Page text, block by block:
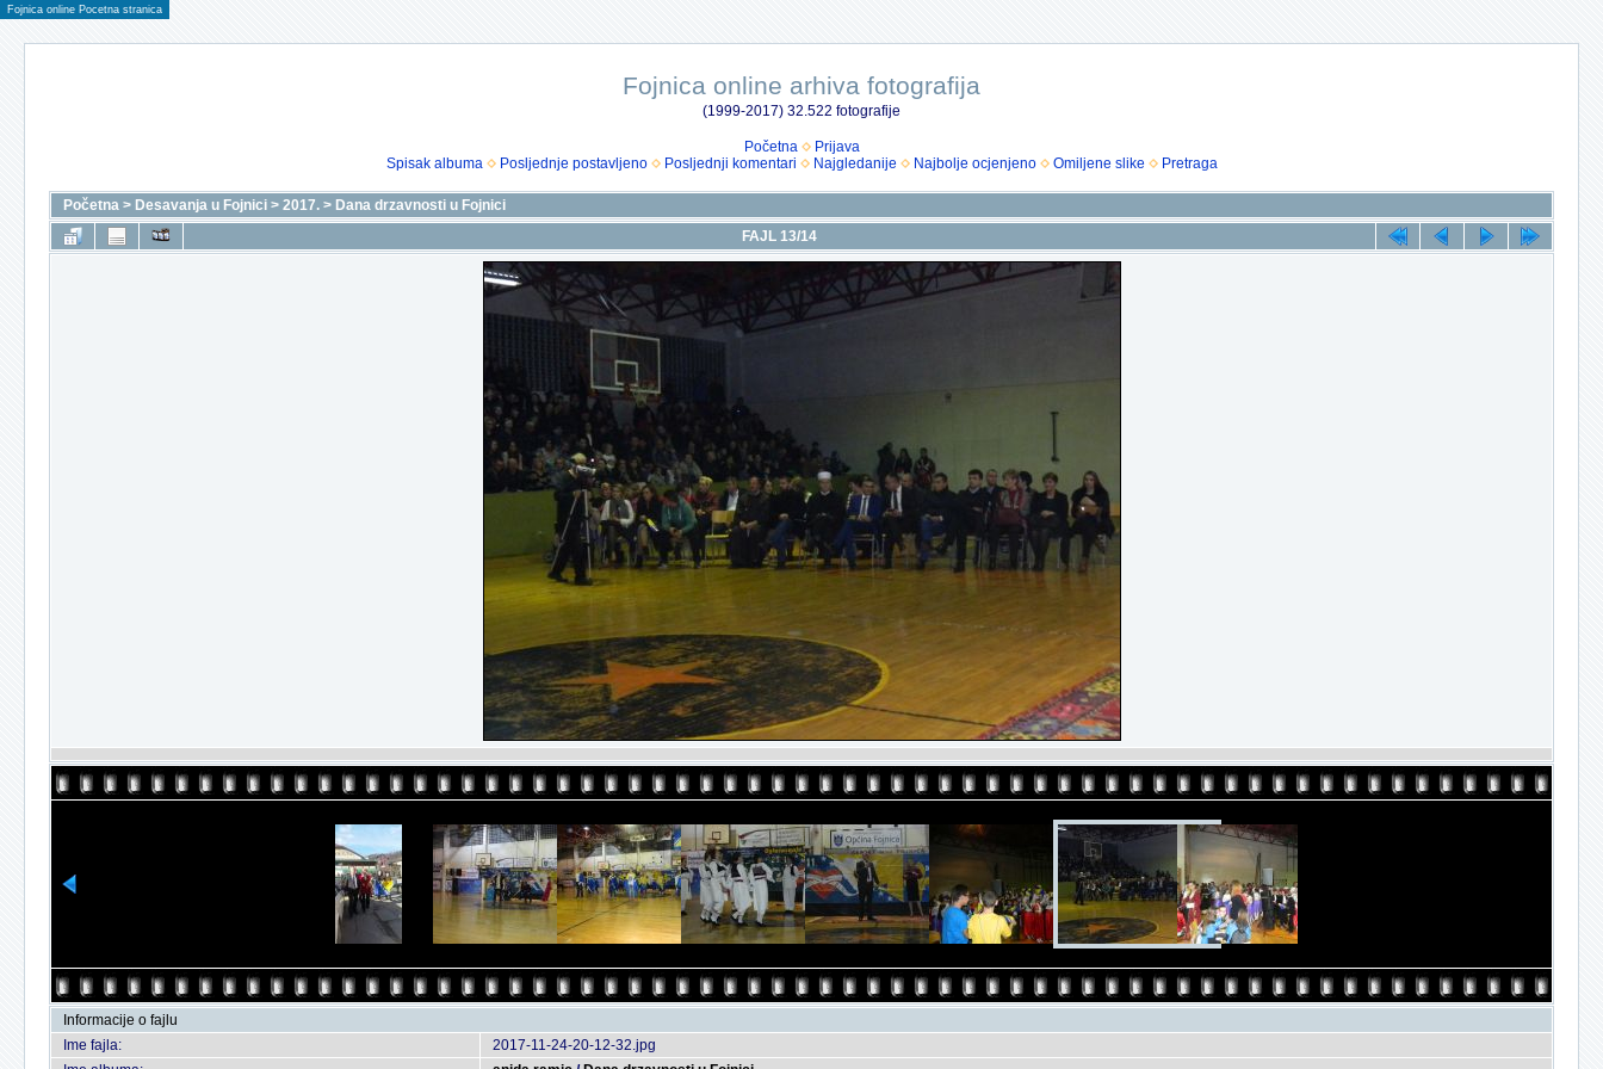
Fojnica online Pocetna stranica
Fojnica online arhiva fotografija
(1999-2017) 32.522 fotografije
Početna
Prijava
Spisak albuma
Posljednje postavljeno Posljednji komentari Najgledanije Najbolje ocjenjeno Omiljene slike Pretraga
Početna > Desavanja u Fojnici > 2017. > Dana drzavnosti u Fojnici
FAJL 13/14
Informacije o fajlu
Ime fajla:
2017-11-24-20-12-32.jpg